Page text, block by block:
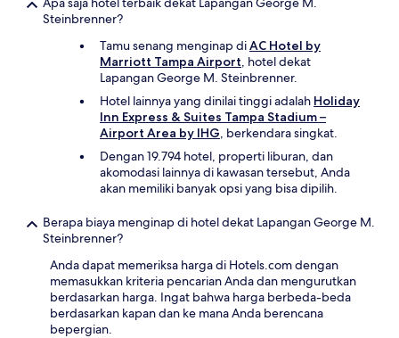
Steinbrenner?
Tamu senang menginap diAC Hotel by
Marriott Tampa Airport, hotel dekat
Lapangan George M. Steinbrenner.
Hotel lainnya yang dinilai tinggi adalah Holiday
Inn Express & Suites Tampa Stadium –
Airport Area by IHG, berkendara singkat.
Dengan 19.794 hotel, properti liburan, dan
akomodasi lainnya di kawasan tersebut, Anda
akan memiliki banyak opsi yang bisa dipilih.
Berapa biaya menginap di hotel dekat Lapangan George M.
Steinbrenner?
Anda dapat memeriksa harga di Hotels.com dengan
memasukkan kriteria pencarian Anda dan mengurutkan
berdasarkan harga. Ingat bahwa harga berbeda-beda
berdasarkan kapan dan ke mana Anda berencana
bepergian.